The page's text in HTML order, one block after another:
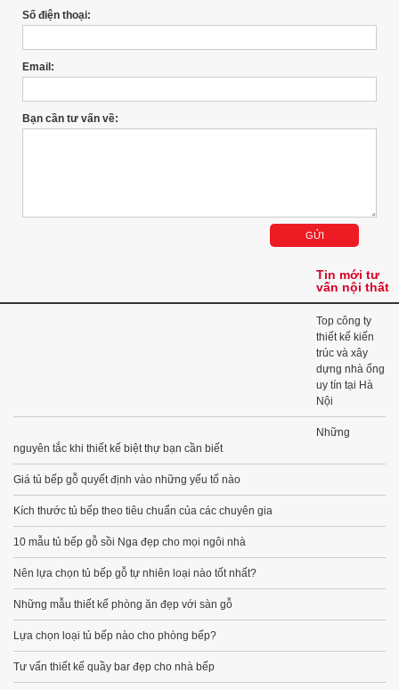
Số điện thoại:
Email:
Bạn cần tư vấn về:
Tin mới tư
vấn nội thất
Top công ty
thiết kế kiến
trúc và xây
dựng nhà ống
uy tín tại Hà
Nội
Những
nguyên tắc khi thiết kế biệt thự bạn cần biết
Giá tủ bếp gỗ quyết định vào những yếu tố nào
Kích thước tủ bếp theo tiêu chuẩn của các chuyên gia
10 mẫu tủ bếp gỗ sồi Nga đẹp cho mọi ngôi nhà
Nên lựa chọn tủ bếp gỗ tự nhiên loại nào tốt nhất?
Những mẫu thiết kế phòng ăn đẹp với sàn gỗ
Lựa chọn loại tủ bếp nào cho phòng bếp?
Tư vấn thiết kế quầy bar đẹp cho nhà bếp